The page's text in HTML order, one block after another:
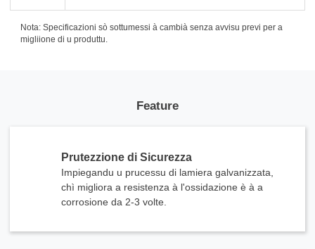
Nota: Specificazioni sò sottumessi à cambià senza avvisu previ per a
migliione di u produttu.
Feature
Prutezzione di Sicurezza
Impiegandu u prucessu di lamiera galvanizzata,
chì migliora a resistenza à l'ossidazione è à a
corrosione da 2-3 volte.